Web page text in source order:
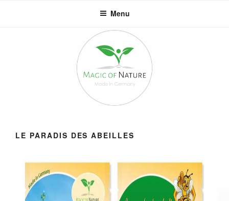
Menu
LE PARADIS DES ABEILLES